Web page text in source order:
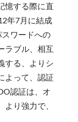
憶する際に直
年7月に結成
ワードへの
ラブル、相互
する、よりシ
よって、認証
認証は、オ
り強力で、